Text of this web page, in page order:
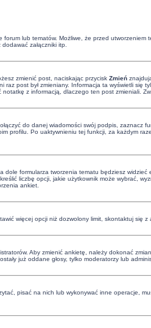
lub tematów. Możliwe, że przed
załączniki itp.
zmienić post, naciskając przycisk Zmień
post był zmieniany. Informacja ta wyświetli się
z informacją, dlaczego ten post zmieniali.
do danej wiadomości swój podpis, zaznacz
profilu. Po uaktywnieniu tej funkcji, za każdym
dole formularza tworzenia tematu będziesz widzieć
liczbę opcji, jakie użytkownik może wybrać,
ankiet.
więcej opcji niż dozwolony limit, skontaktuj się z
Aby zmienić ankietę, należy dokonać
już oddane głosy, tylko moderatorzy lub
pisać na nich lub wykonywać inne operacje,